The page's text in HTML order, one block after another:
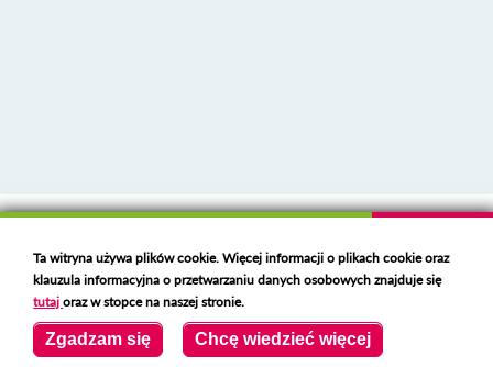
Deklaracja dostępności
Polski serwer RBLhttps://polspam.pl/
Copyright 2023 Urząd Miejski w Opolu Lubelskim
Created byVOBACOM Odnośnik otworzy się w nowym oknie
Ta witryna używa plików cookie. Więcej informacji o plikach cookie oraz
klauzula informacyjna o przetwarzaniu danych osobowych znajduje się
tutajoraz w stopce na naszej stronie.
Zgadzam się Chcę wiedzieć więcej